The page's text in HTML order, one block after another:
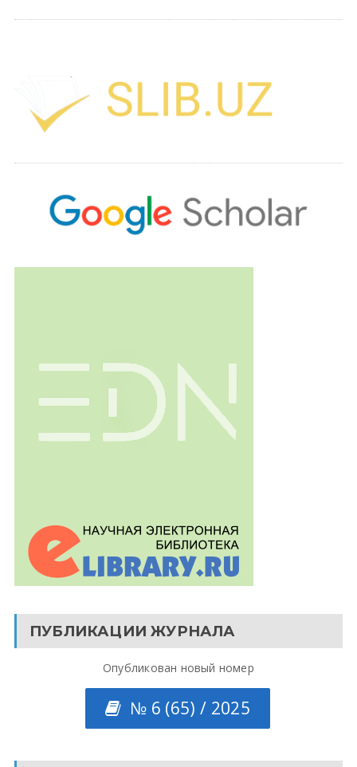
ПУБЛИКАЦИИ ЖУРНАЛА
Опубликован новый номер
№ 6 (65) / 2025